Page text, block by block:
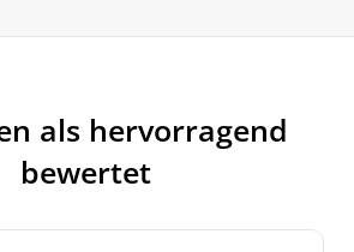
als hervorragend
bewertet